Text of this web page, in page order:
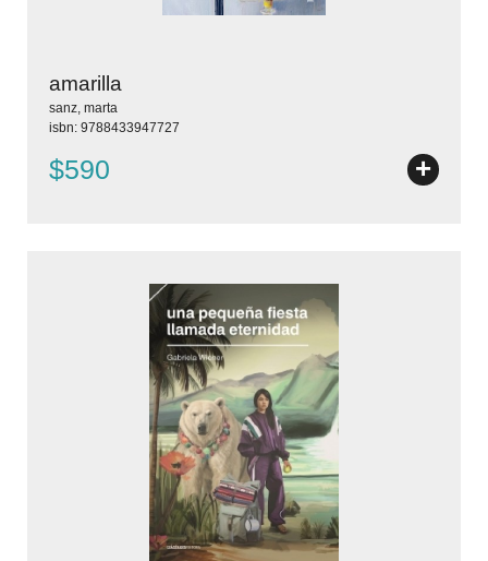
amarilla
sanz, marta
isbn: 9788433947727
$590 +